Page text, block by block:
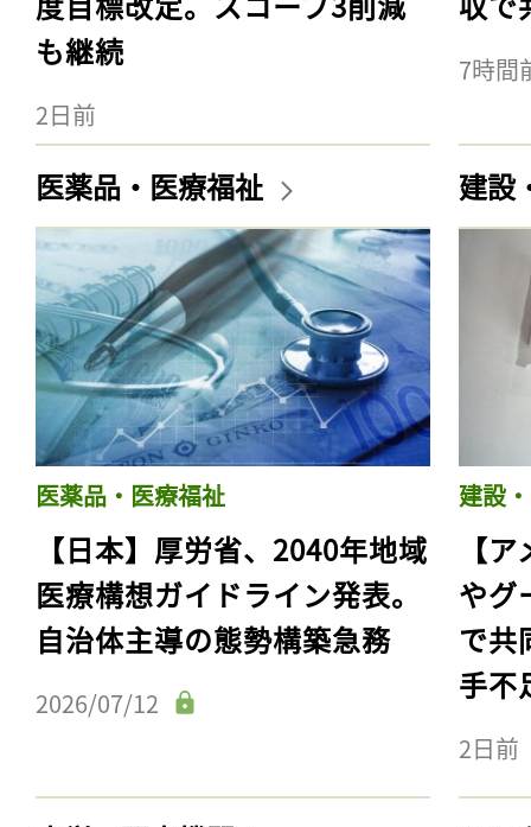
も継続
2日前
7時間
医薬品・医療福祉
医薬品・医療福祉
【日本】厚労省、2040年地域
医療構想ガイドライン発表。
自治体主導の態勢構築急務
2026/07/12
建設
建設
【
やグ
で共
手不
2日前